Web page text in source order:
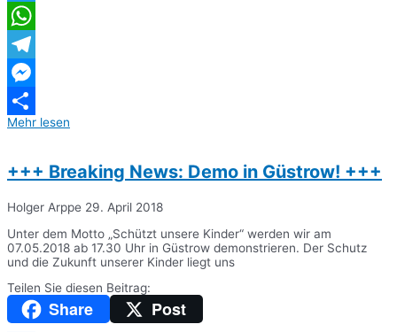
Twitter
WhatsApp
Telegram
Messenger
Teilen
Mehr lesen
+++ Breaking News: Demo in Güstrow! +++
Holger Arppe 29. April 2018
Unter dem Motto „Schützt unsere Kinder“ werden wir am
07.05.2018 ab 17.30 Uhr in Güstrow demonstrieren. Der Schutz
und die Zukunft unserer Kinder liegt uns
Teilen Sie diesen Beitrag:
Share Post